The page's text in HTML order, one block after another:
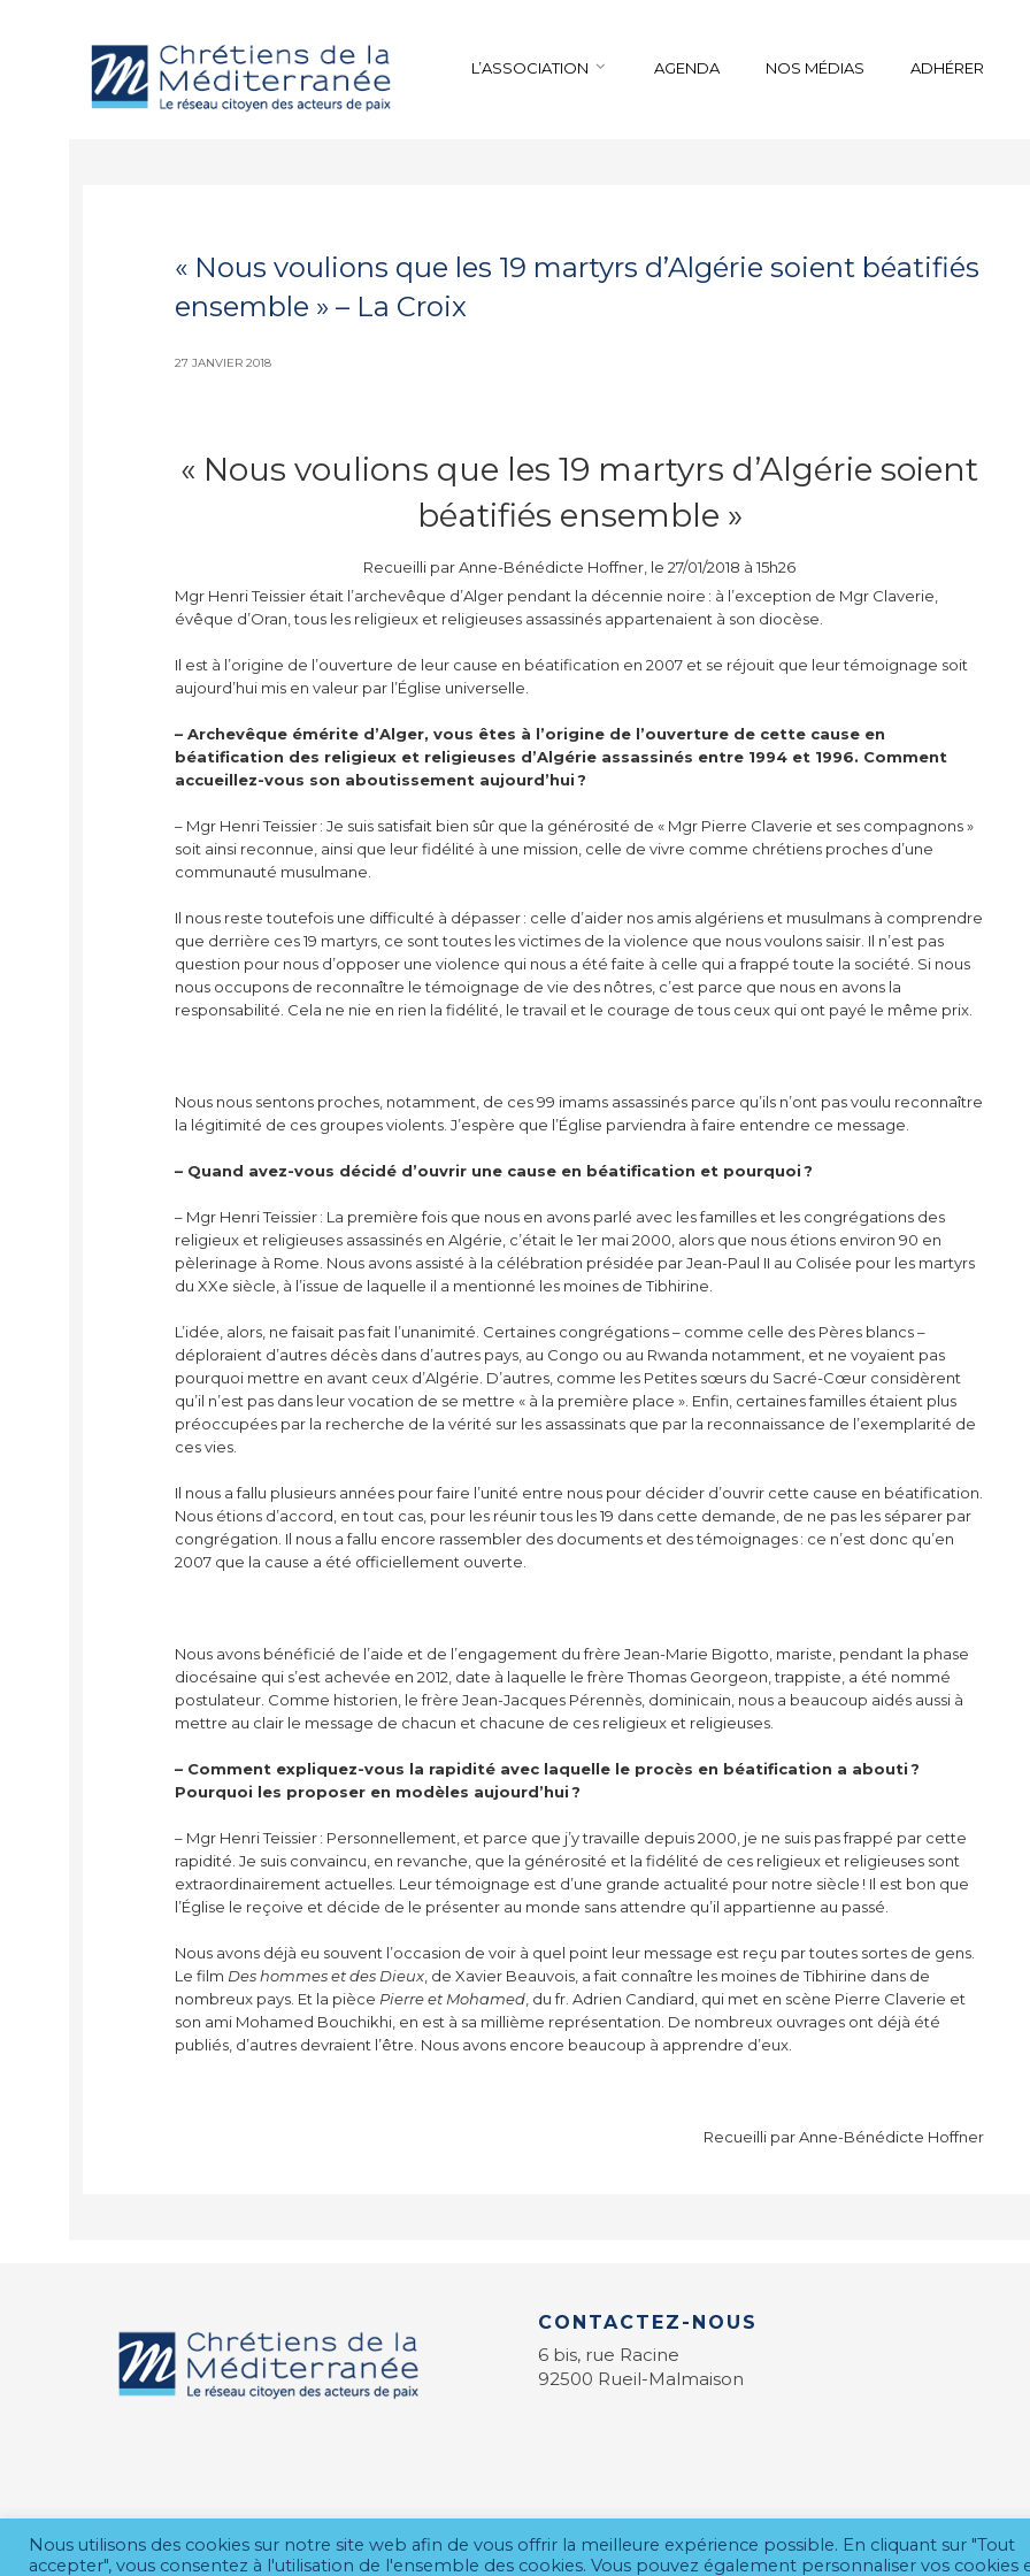
L’ASSOCIATION AGENDA NOS MÉDIAS ADHÉRER
« Nous voulions que les 19 martyrs d’Algérie soient béatifiés
ensemble » – La Croix
27 JANVIER 2018
« Nous voulions que les 19 martyrs d’Algérie soient
béatifiés ensemble »
Recueilli par Anne-Bénédicte Hoffner, le 27/01/2018 à 15h26
Mgr Henri Teissier était l’archevêque d’Alger pendant la décennie noire : à l’exception de Mgr Claverie,
évêque d’Oran, tous les religieux et religieuses assassinés appartenaient à son diocèse.
Il est à l’origine de l’ouverture de leur cause en béatification en 2007 et se réjouit que leur témoignage soit
aujourd’hui mis en valeur par l’Église universelle.
– Archevêque émérite d’Alger, vous êtes à l’origine de l’ouverture de cette cause en
béatification des religieux et religieuses d’Algérie assassinés entre 1994 et 1996. Comment
accueillez-vous son aboutissement aujourd’hui ?
– Mgr Henri Teissier : Je suis satisfait bien sûr que la générosité de « Mgr Pierre Claverie et ses compagnons »
soit ainsi reconnue, ainsi que leur fidélité à une mission, celle de vivre comme chrétiens proches d’une
communauté musulmane.
Il nous reste toutefois une difficulté à dépasser : celle d’aider nos amis algériens et musulmans à comprendre
que derrière ces 19 martyrs, ce sont toutes les victimes de la violence que nous voulons saisir. Il n’est pas
question pour nous d’opposer une violence qui nous a été faite à celle qui a frappé toute la société. Si nous
nous occupons de reconnaître le témoignage de vie des nôtres, c’est parce que nous en avons la
responsabilité. Cela ne nie en rien la fidélité, le travail et le courage de tous ceux qui ont payé le même prix.
Nous nous sentons proches, notamment, de ces 99 imams assassinés parce qu’ils n’ont pas voulu reconnaître
la légitimité de ces groupes violents. J’espère que l’Église parviendra à faire entendre ce message.
– Quand avez-vous décidé d’ouvrir une cause en béatification et pourquoi ?
– Mgr Henri Teissier : La première fois que nous en avons parlé avec les familles et les congrégations des
religieux et religieuses assassinés en Algérie, c’était le 1er mai 2000, alors que nous étions environ 90 en
pèlerinage à Rome. Nous avons assisté à la célébration présidée par Jean-Paul II au Colisée pour les martyrs
du XXe siècle, à l’issue de laquelle il a mentionné les moines de Tibhirine.
L’idée, alors, ne faisait pas fait l’unanimité. Certaines congrégations – comme celle des Pères blancs –
déploraient d’autres décès dans d’autres pays, au Congo ou au Rwanda notamment, et ne voyaient pas
pourquoi mettre en avant ceux d’Algérie. D’autres, comme les Petites sœurs du Sacré-Cœur considèrent
qu’il n’est pas dans leur vocation de se mettre « à la première place ». Enfin, certaines familles étaient plus
préoccupées par la recherche de la vérité sur les assassinats que par la reconnaissance de l’exemplarité de
ces vies.
Il nous a fallu plusieurs années pour faire l’unité entre nous pour décider d’ouvrir cette cause en béatification.
Nous étions d’accord, en tout cas, pour les réunir tous les 19 dans cette demande, de ne pas les séparer par
congrégation. Il nous a fallu encore rassembler des documents et des témoignages : ce n’est donc qu’en
2007 que la cause a été officiellement ouverte.
Nous avons bénéficié de l’aide et de l’engagement du frère Jean-Marie Bigotto, mariste, pendant la phase
diocésaine qui s’est achevée en 2012, date à laquelle le frère Thomas Georgeon, trappiste, a été nommé
postulateur. Comme historien, le frère Jean-Jacques Pérennès, dominicain, nous a beaucoup aidés aussi à
mettre au clair le message de chacun et chacune de ces religieux et religieuses.
– Comment expliquez-vous la rapidité avec laquelle le procès en béatification a abouti ?
Pourquoi les proposer en modèles aujourd’hui ?
– Mgr Henri Teissier : Personnellement, et parce que j’y travaille depuis 2000, je ne suis pas frappé par cette
rapidité. Je suis convaincu, en revanche, que la générosité et la fidélité de ces religieux et religieuses sont
extraordinairement actuelles. Leur témoignage est d’une grande actualité pour notre siècle ! Il est bon que
l’Église le reçoive et décide de le présenter au monde sans attendre qu’il appartienne au passé.
Nous avons déjà eu souvent l’occasion de voir à quel point leur message est reçu par toutes sortes de gens.
Le film Des hommes et des Dieux , de Xavier Beauvois, a fait connaître les moines de Tibhirine dans de
nombreux pays. Et la pièce Pierre et Mohamed , du fr. Adrien Candiard, qui met en scène Pierre Claverie et
son ami Mohamed Bouchikhi, en est à sa millième représentation. De nombreux ouvrages ont déjà été
publiés, d’autres devraient l’être. Nous avons encore beaucoup à apprendre d’eux.
Recueilli par Anne-Bénédicte Hoffner
CONTACTEZ-NOUS
6 bis, rue Racine
92500 Rueil-Malmaison
Nous utilisons des cookies sur notre site web afin de vous offrir la meilleure expérience possible. En cliquant sur "Tout
accepter", vous consentez à l'utilisation de l'ensemble des cookies. Vous pouvez également personnaliser vos cookies